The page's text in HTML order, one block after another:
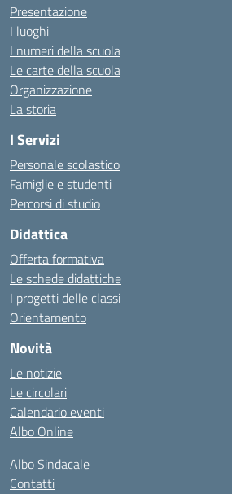
Presentazione
I luoghi
I numeri della scuola
Le carte della scuola
Organizzazione
La storia
I Servizi
Personale scolastico
Famiglie e studenti
Percorsi di studio
Didattica
Offerta formativa
Le schede didattiche
I progetti delle classi
Orientamento
Novità
Le notizie
Le circolari
Calendario eventi
Albo Online
Albo Sindacale
Contatti